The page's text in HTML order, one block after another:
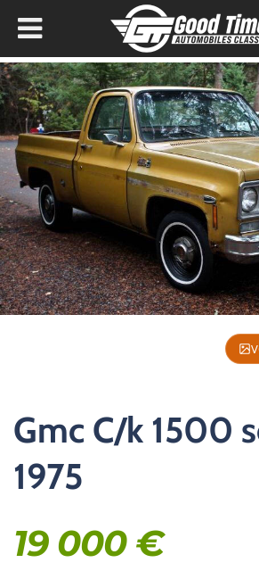
Gmc C/k 1500
1975
19 000€